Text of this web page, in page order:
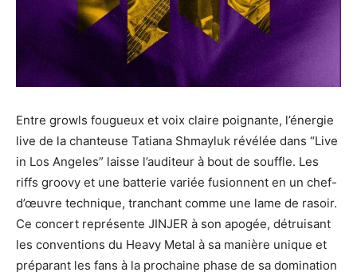
Entre growls fougueux et voix claire poignante, l’énergie
live de la chanteuse Tatiana Shmayluk révélée dans “Live
in Los Angeles” laisse l’auditeur à bout de souffle. Les
riffs groovy et une batterie variée fusionnent en un chef-
d’œuvre technique, tranchant comme une lame de rasoir.
Ce concert représente JINJER à son apogée, détruisant
les conventions du Heavy Metal à sa manière unique et
préparant les fans à la prochaine phase de sa domination